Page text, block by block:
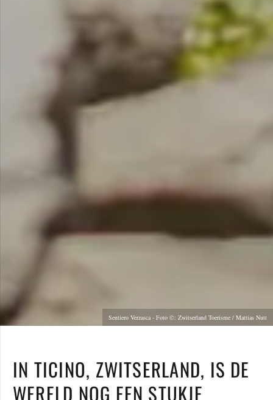
Sentiero Verzasca - Foto ©: Zwitserland Toerisme / Mattias Nutt
IN TICINO, ZWITSERLAND, IS DE
WERELD NOG EEN STUKJE